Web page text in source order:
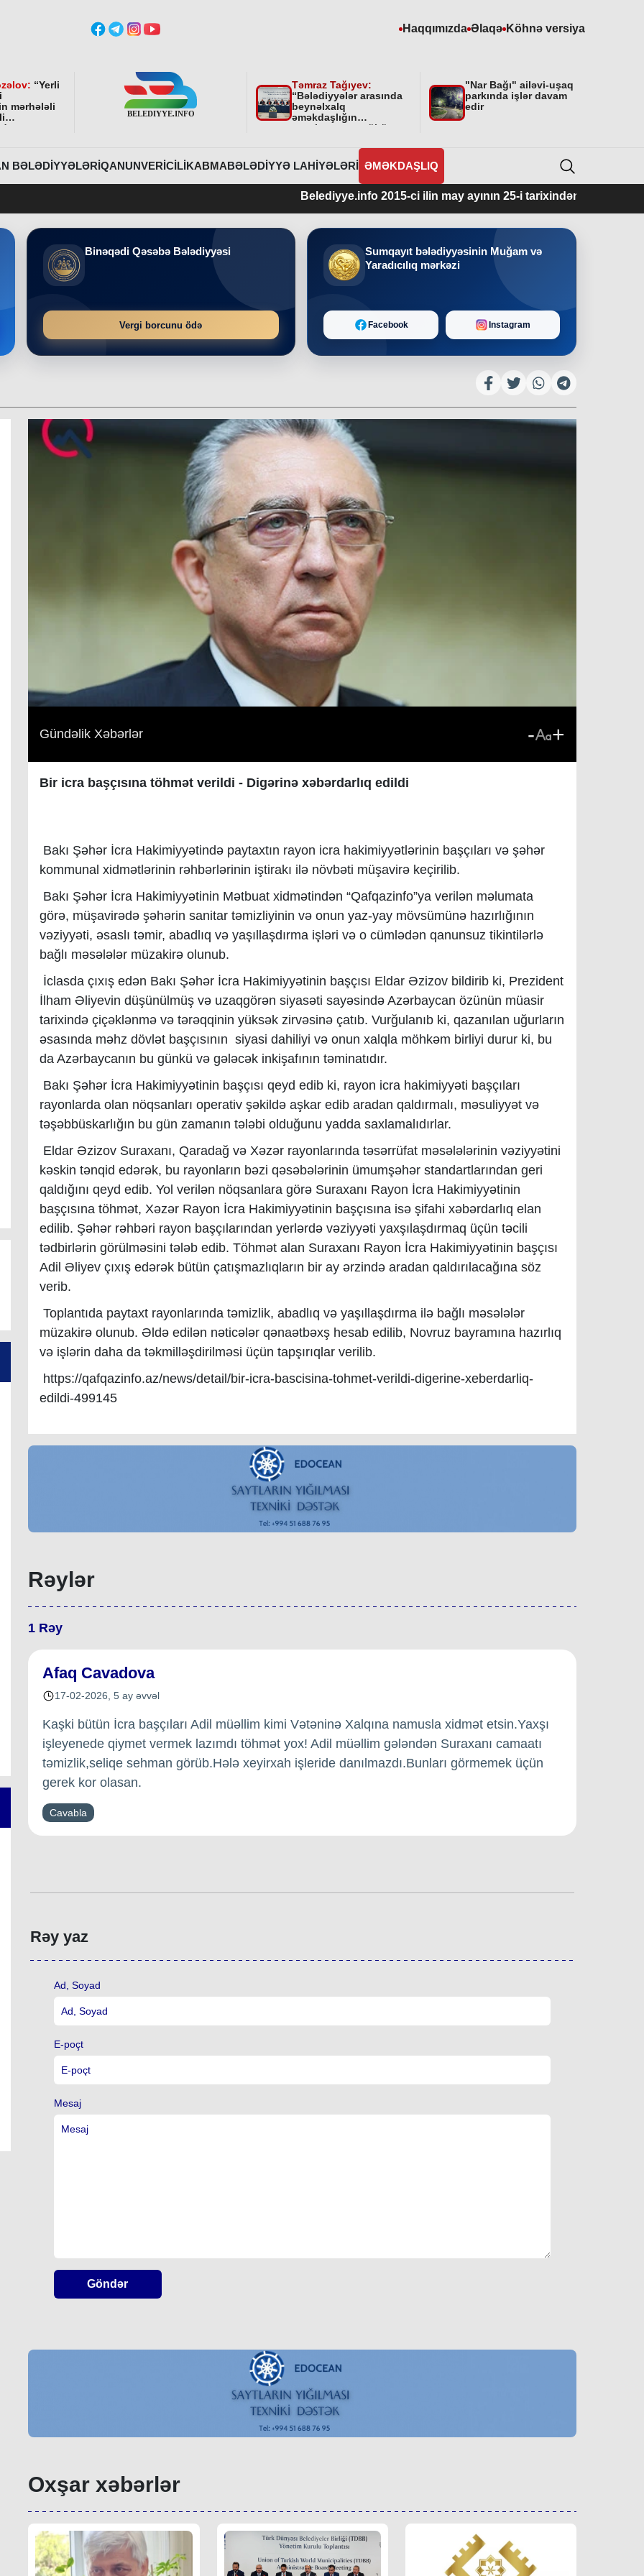
Haqqımızda Əlaqə Köhnə versiya
“Yerli
mərhələli
”
Təmraz Tağıyev:
“Bələdiyyələr arasında
beynəlxalq
əməkdaşlığın
qurulmasının mühüm
"Nar Bağı" ailəvi-uşaq
parkında işlər davam
edir
BƏLƏDIYYƏLƏRIQANUNVERICILIKABMABƏLƏDIYYƏ LAHIYƏLƏRI ƏMƏKDAŞLIQ
Belediyye.info 2015-ci ilin may ayının 25-i tarixindən fəaliyyətdədir.
Binəqədi Qəsəbə Bələdiyyəsi
Vergi borcunu ödə
Sumqayıt bələdiyyəsinin Muğam və
Yaradıcılıq mərkəzi
Facebook Instagram
Gündəlik Xəbərlər - +
Bir icra başçısına töhmət verildi - Digərinə xəbərdarlıq edildi
Bakı Şəhər İcra Hakimiyyətində paytaxtın rayon icra hakimiyyətlərinin başçıları və şəhər
kommunal xidmətlərinin rəhbərlərinin iştirakı ilə növbəti müşavirə keçirilib.
Bakı Şəhər İcra Hakimiyyətinin Mətbuat xidmətindən “Qafqazinfo”ya verilən məlumata
görə, müşavirədə şəhərin sanitar təmizliyinin və onun yaz-yay mövsümünə hazırlığının
vəziyyəti, əsaslı təmir, abadlıq və yaşıllaşdırma işləri və o cümlədən qanunsuz tikintilərlə
bağlı məsələlər müzakirə olunub.
İclasda çıxış edən Bakı Şəhər İcra Hakimiyyətinin başçısı Eldar Əzizov bildirib ki, Prezident
İlham Əliyevin düşünülmüş və uzaqgörən siyasəti sayəsində Azərbaycan özünün müasir
tarixində çiçəklənmə və tərəqqinin yüksək zirvəsinə çatıb. Vurğulanıb ki, qazanılan uğurların
əsasında məhz dövlət başçısının siyasi dahiliyi və onun xalqla möhkəm birliyi durur ki, bu
da Azərbaycanın bu günkü və gələcək inkişafının təminatıdır.
Bakı Şəhər İcra Hakimiyyətinin başçısı qeyd edib ki, rayon icra hakimiyyəti başçıları
rayonlarda olan nöqsanları operativ şəkildə aşkar edib aradan qaldırmalı, məsuliyyət və
təşəbbüskarlığın bu gün zamanın tələbi olduğunu yadda saxlamalıdırlar.
Eldar Əzizov Suraxanı, Qaradağ və Xəzər rayonlarında təsərrüfat məsələlərinin vəziyyətini
kəskin tənqid edərək, bu rayonların bəzi qəsəbələrinin ümumşəhər standartlarından geri
qaldığını qeyd edib. Yol verilən nöqsanlara görə Suraxanı Rayon İcra Hakimiyyətinin
başçısına töhmət, Xəzər Rayon İcra Hakimiyyətinin başçısına isə şifahi xəbərdarlıq elan
edilib. Şəhər rəhbəri rayon başçılarından yerlərdə vəziyyəti yaxşılaşdırmaq üçün təcili
tədbirlərin görülməsini tələb edib. Töhmət alan Suraxanı Rayon İcra Hakimiyyətinin başçısı
Adil Əliyev çıxış edərək bütün çatışmazlıqların bir ay ərzində aradan qaldırılacağına söz
verib.
Toplantıda paytaxt rayonlarında təmizlik, abadlıq və yaşıllaşdırma ilə bağlı məsələlər
müzakirə olunub. Əldə edilən nəticələr qənaətbəxş hesab edilib, Novruz bayramına hazırlıq
və işlərin daha da təkmilləşdirilməsi üçün tapşırıqlar verilib.
https://qafqazinfo.az/news/detail/bir-icra-bascisina-tohmet-verildi-digerine-xeberdarliq-
edildi-499145
Rəylər
1 Rəy
Afaq Cavadova
17-02-2026,5 ay əvvəl
Kaşki bütün İcra başçıları Adil müəllim kimi Vətəninə Xalqına namusla xidmət etsin.Yaxşı
işleyenede qiymet vermek lazımdı töhmət yox! Adil müəllim gələndən Suraxanı camaatı
təmizlik,seliqe sehman görüb.Hələ xeyirxah işleride danılmazdı.Bunları görmemek üçün
gerek kor olasan.
Cavabla
Rəy yaz
Ad, Soyad
E-poçt
Mesaj
Göndər
Oxşar xəbərlər